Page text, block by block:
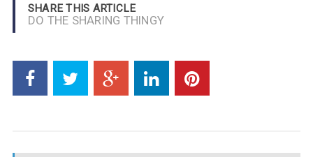
SHARE THIS ARTICLE
DO THE SHARING THINGY